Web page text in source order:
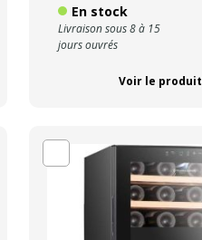
En stock
Livraison sous 8 à 15
jours ouvrés
Voir le produit